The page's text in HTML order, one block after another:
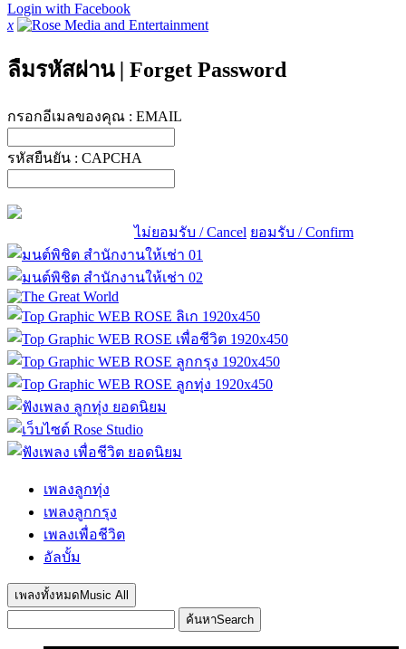
Login with Facebook
x
ลืมรหัสผ่าน | Forget Password
กรอกอีเมลของคุณ : EMAIL
รหัสยืนยัน : CAPCHA
ไม่ยอมรับ / Cancel ยอมรับ / Confirm
เพลงลูกทุ่ง
เพลงลูกกรุง
เพลงเพื่อชีวิต
อัลบั้ม
เพลงทั้งหมด Music All
ค้นหาSearch